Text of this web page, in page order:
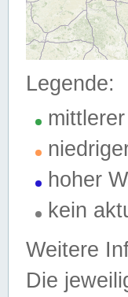
Legende:
hoher
kein
Weitere
Die